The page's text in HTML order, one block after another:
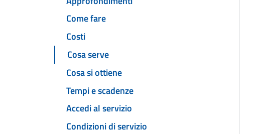
Come fare
Costi
Cosa serve
Cosa si ottiene
Tempi e scadenze
Accedi al servizio
Condizioni di servizio